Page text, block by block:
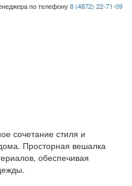
по телефону8 (4872) 22-71-09
сочетание стиля и
Просторная вешалка
обеспечивая